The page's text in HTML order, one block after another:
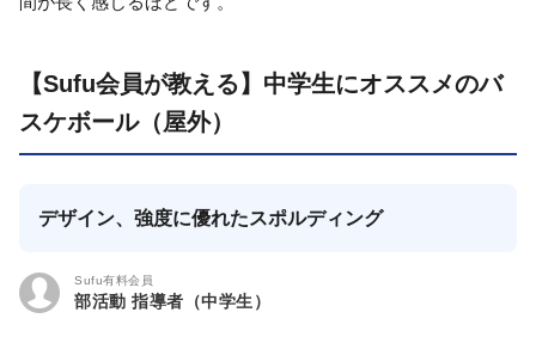
【Sufu会員が教える】中学生にオススメのバ
スケボール（屋外）
デザイン、強度に優れたスポルディング
Sufu有料会員
部活動 指導者（中学生）